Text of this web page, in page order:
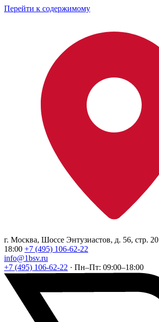
Перейти к содержимому
г. Москва, Шоссе Энтузиастов, д. 56, стр. 20
18:00 +7 (495) 106-62-22
info@1bsv.ru
+7 (495) 106-62-22 · Пн–Пт: 09:00–18:00